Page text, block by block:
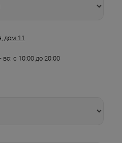
дом 11
вс: с 10:00 до 20:00